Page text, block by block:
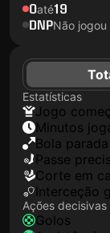
0até19
DNPNão jogou
Estatísticas
jogo
minutos
Bola
passe
corte em
interceção
Ações decisivas
golos